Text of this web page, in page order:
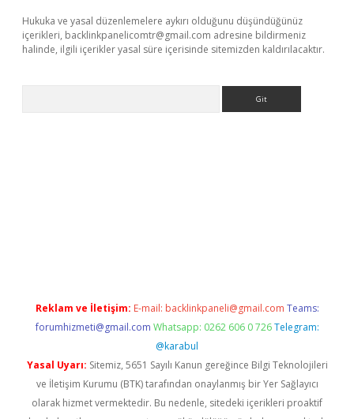
Hukuka ve yasal düzenlemelere aykırı olduğunu düşündüğünüz
içerikleri, backlinkpanelicomtr@gmail.com adresine bildirmeniz
halinde, ilgili içerikler yasal süre içerisinde sitemizden kaldırılacaktır.
Reklam ve İletişim: E-mail: backlinkpaneli@gmail.com Teams:
forumhizmeti@gmail.com Whatsapp: 0262 606 0 726 Telegram:
@karabul
Yasal Uyarı: Sitemiz, 5651 Sayılı Kanun gereğince Bilgi Teknolojileri
ve İletişim Kurumu (BTK) tarafından onaylanmış bir Yer Sağlayıcı
olarak hizmet vermektedir. Bu nedenle, sitedeki içerikleri proaktif